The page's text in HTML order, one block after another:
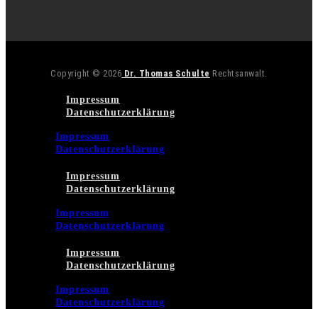
Copyright © 2026 Dr. Thomas Schulte Rechtsanwalt.
Impressum
Datenschutzerklärung
Impressum
Datenschutzerklärung
Impressum
Datenschutzerklärung
Impressum
Datenschutzerklärung
Impressum
Datenschutzerklärung
Impressum
Datenschutzerklärung